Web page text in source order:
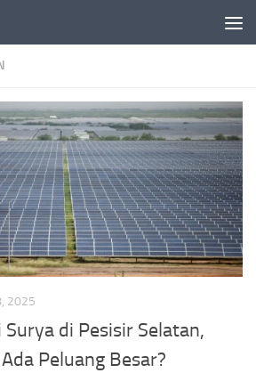
2025
di Pesisir Selatan,
Peluang Besar?